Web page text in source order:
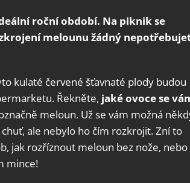
roční období. Na piknik se
melounu žádný
kulaté červené šťavnaté plody budou
Řekněte, jaké ovoce se
meloun. Už se vám možná
ale nebylo ho čím rozkrojit. Zní to
jak rozříznout meloun bez nože, nebo
mince!